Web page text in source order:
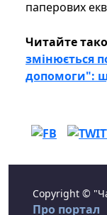
паперових
Читайте
змінюється
допомоги":
Copyright ©
Про портал